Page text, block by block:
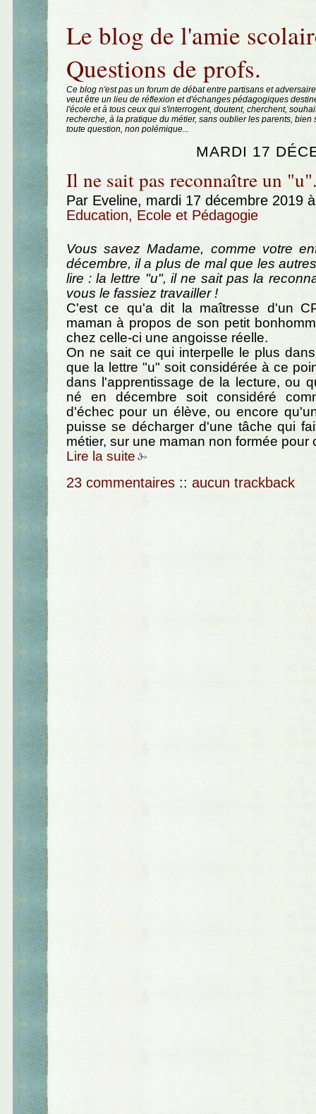
Le blog de l'amie
Questions de profs.
Ce blog n'est pas un forum de débat entre partisans et
veut être un lieu de réflexion et d'échanges pédagogiques
l'école et à tous ceux qui s'interrogent, doutent, cherchent,
recherche, à la pratique du métier, sans oublier les parents, bien
toute question, non polémique...
MARDI 17
Il ne sait pas reconnaître un
Par Eveline, mardi 17 décembre 2019
Education, Ecole et Pédagogie
Vous savez Madame, comme votre
décembre, il a plus de mal que les
lire : la lettre "u", il ne sait pas la
vous le fassiez travailler !
C'est ce qu'a dit la maîtresse d'un
maman à propos de son petit
chez celle-ci une angoisse réelle.
On ne sait ce qui interpelle le plus
que la lettre "u" soit considérée à ce
dans l'apprentissage de la lecture, ou
né en décembre soit considéré
d'échec pour un élève, ou encore
puisse se décharger d'une tâche qui
métier, sur une maman non formée pour
Lire la suite
23 commentaires :: aucun trackback